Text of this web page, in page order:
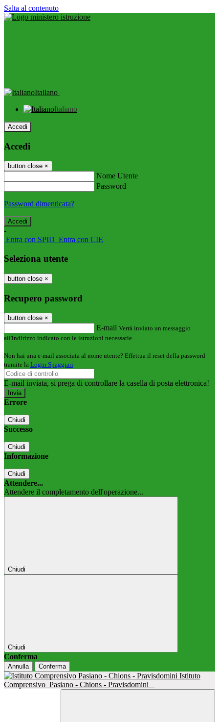
Salta al contenuto
Italiano
Italiano
Accedi
Accedi
button close ×
Nome Utente
Password
Password dimenticata?
-
Entra con SPID Entra con CIE
Seleziona utente
button close ×
Recupero password
button close ×
E-mail Verrà inviato un messaggio
all'indirizzo indicato con le istruzioni necessarie.
Non hai una e-mail associata al nome utente? Effettua il reset della password
tramite la Login Spaggiari
E-mail inviata, si prega di controllare la casella di posta elettronica!
Errore
Chiudi
Successo
Chiudi
Informazione
Chiudi
Attendere...
Attendere il completamento dell'operazione...
Chiudi
Chiudi
Conferma
Annulla Conferma
Istituto
Comprensivo Pasiano - Chions - Pravisdomini